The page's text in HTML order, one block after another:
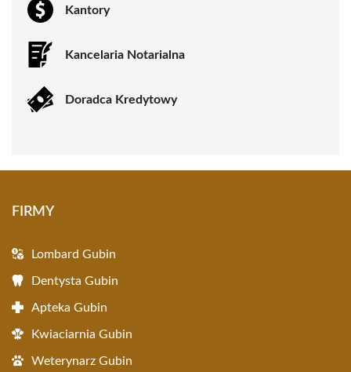
Kantory
Kancelaria Notarialna
Doradca Kredytowy
FIRMY
Lombard Gubin
Dentysta Gubin
Apteka Gubin
Kwiaciarnia Gubin
Weterynarz Gubin